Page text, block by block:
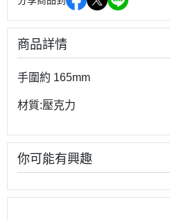
商品詳情
手圍約 165mm
材質:壓克力
你可能有興趣